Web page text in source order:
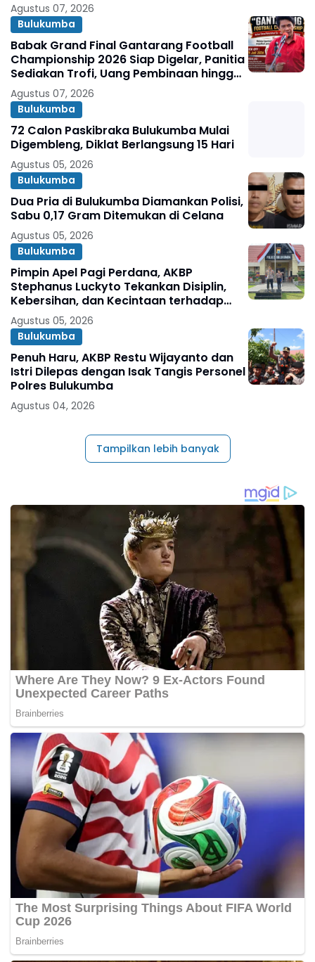
Agustus 07, 2026
Bulukumba
Babak Grand Final Gantarang Football
Championship 2026 Siap Digelar, Panitia
Sediakan Trofi, Uang Pembinaan hingga
Penghargaan Individu
Agustus 07, 2026
Bulukumba
72 Calon Paskibraka Bulukumba Mulai
Digembleng, Diklat Berlangsung 15 Hari
Agustus 05, 2026
Bulukumba
Dua Pria di Bulukumba Diamankan Polisi,
Sabu 0,17 Gram Ditemukan di Celana
Agustus 05, 2026
Bulukumba
Pimpin Apel Pagi Perdana, AKBP
Stephanus Luckyto Tekankan Disiplin,
Kebersihan, dan Kecintaan terhadap
Organisasi
Agustus 05, 2026
Bulukumba
Penuh Haru, AKBP Restu Wijayanto dan
Istri Dilepas dengan Isak Tangis Personel
Polres Bulukumba
Agustus 04, 2026
Tampilkan lebih banyak